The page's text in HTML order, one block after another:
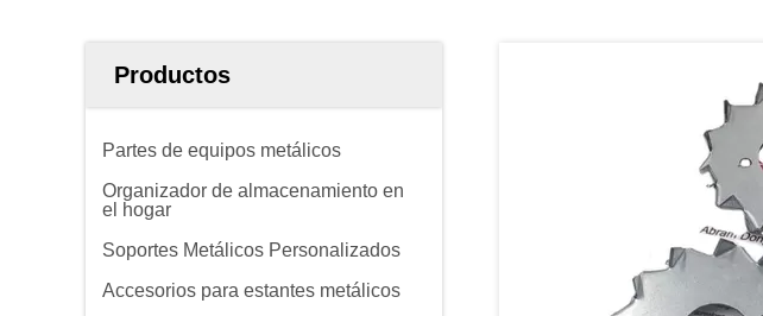
Productos
Partes de equipos metálicos
Organizador de almacenamiento en
el hogar
Soportes Metálicos Personalizados
Accesorios para estantes metálicos